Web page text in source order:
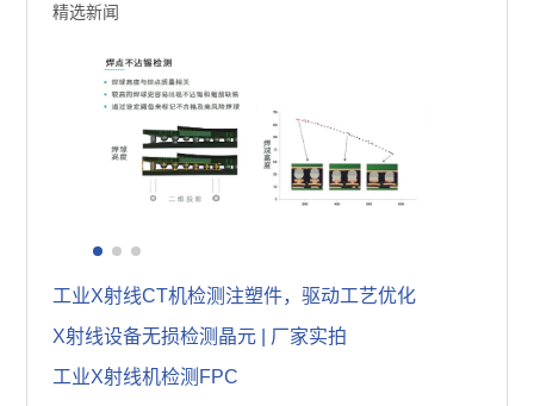
精选新闻
工业X射线CT机检测注塑件，驱动工艺优化
X射线设备无损检测晶元 | 厂家实拍
工业X射线机检测FPC